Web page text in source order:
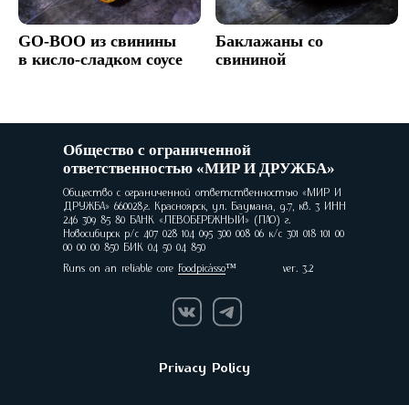
GO-BOO из свинины
в кисло-сладком соусе
Баклажаны со
свининой
Общество с ограниченной
ответственностью «МИР И ДРУЖБА»
Общество с ограниченной ответственностью «МИР И
ДРУЖБА» 660028,г. Красноярск, ул. Баумана, д.7, кв. 3 ИНН
246 309 85 80 БАНК «ЛЕВОБЕРЕЖНЫЙ» (ПАО) г.
Новосибирск р/с 407 028 104 095 300 008 06 к/с 301 018 101 00
00 00 00 850 БИК 04 50 04 850
Runs on an reliable core Foodpicássover. 3.2
Privacy Policy